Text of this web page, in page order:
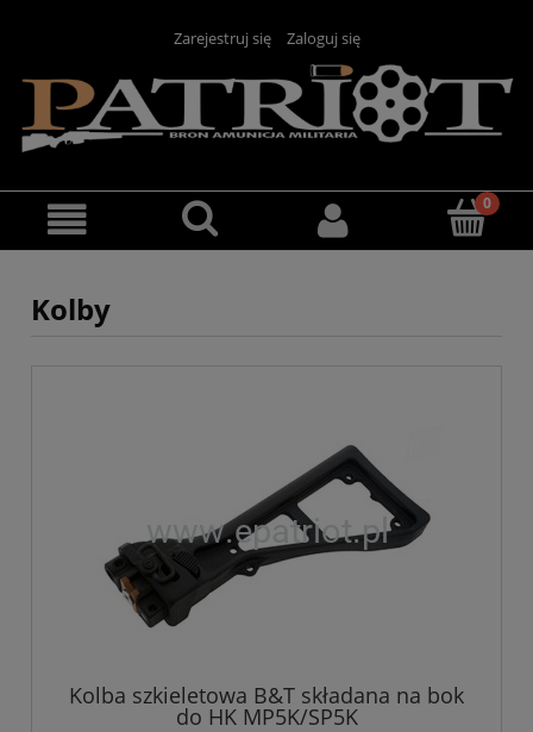
Zarejestruj się Zaloguj się
Kolby
Kolba szkieletowa B&T składana na bok
do HK MP5K/SP5K